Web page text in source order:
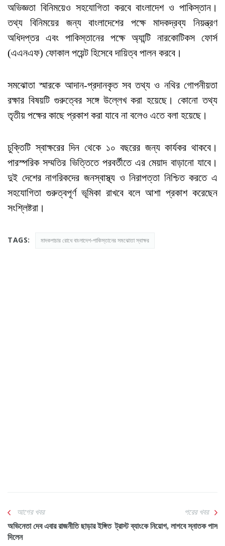
অভিজ্ঞতা বিনিময়েও সহযোগিতা করবে বাংলাদেশ ও পাকিস্তান।
তথ্য বিনিময়ের জন্য বাংলাদেশের পক্ষে মাদকদ্রব্য নিয়ন্ত্রণ
অধিদপ্তর এবং পাকিস্তানের পক্ষে অ্যান্টি নারকোটিকস ফোর্স
(এএনএফ) ফোকাল পয়েন্ট হিসেবে দায়িত্ব পালন করবে।
সমঝোতা স্মারকে আদান-প্রদানকৃত সব তথ্য ও নথির গোপনীয়তা
রক্ষার বিষয়টি গুরুত্বের সঙ্গে উল্লেখ করা হয়েছে। কোনো তথ্য
তৃতীয় পক্ষের কাছে প্রকাশ করা যাবে না বলেও এতে বলা হয়েছে।
চুক্তিটি স্বাক্ষরের দিন থেকে ১০ বছরের জন্য কার্যকর থাকবে।
পারস্পরিক সম্মতির ভিত্তিতে পরবর্তীতে এর মেয়াদ বাড়ানো যাবে।
দুই দেশের নাগরিকদের জনস্বাস্থ্য ও নিরাপত্তা নিশ্চিত করতে এ
সহযোগিতা গুরুত্বপূর্ণ ভূমিকা রাখবে বলে আশা প্রকাশ করেছেন
সংশ্লিষ্টরা।
TAGS: মাদকপাচার রোধে বাংলাদেশ-পাকিস্তানের সমঝোতা স্বাক্ষর
আগের খবর
অভিনেতা দেব এবার রাজনীতি ছাড়ার ইঙ্গিত
দিলেন
পরের খবর
ট্রাস্ট ব্যাংকে নিয়োগ, লাগবে স্নাতক পাস